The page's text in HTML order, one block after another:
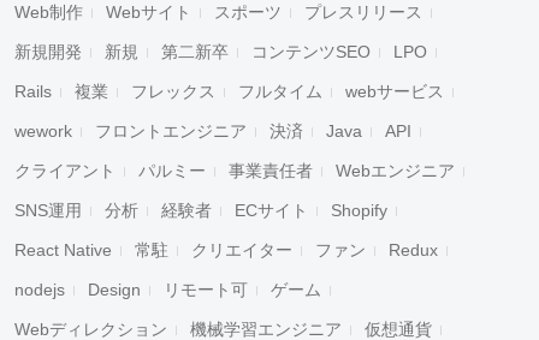
Web制作 Webサイト スポーツ プレスリリース
新規開発 新規 第二新卒 コンテンツSEO LPO
Rails 複業 フレックス フルタイム webサービス
wework フロントエンジニア 決済 Java API
クライアント パルミー 事業責任者 Webエンジニア
SNS運用 分析 経験者 ECサイト Shopify
React Native 常駐 クリエイター ファン Redux
nodejs Design リモート可 ゲーム
Webディレクション 機械学習エンジニア 仮想通貨